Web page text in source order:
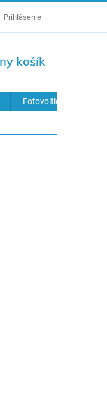
OSOBNÝCH ÚDAJOV
Prihlásenie
košík
Fotovoltické systémy